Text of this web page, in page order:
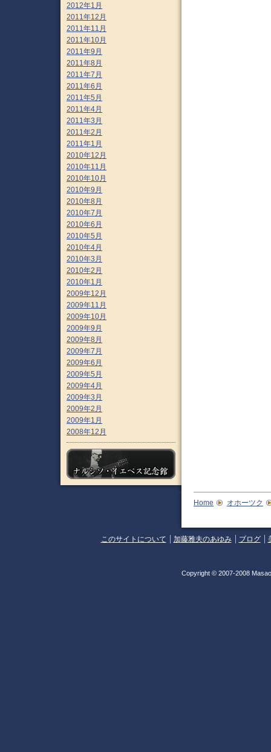
2012年1月
2011年12月
2011年11月
2011年10月
2011年9月
2011年8月
2011年7月
2011年6月
2011年5月
2011年4月
2011年3月
2011年2月
2011年1月
2010年12月
2010年11月
2010年10月
2010年9月
2010年8月
2010年7月
2010年6月
2010年5月
2010年4月
2010年3月
2010年2月
2010年1月
2009年12月
2009年11月
2009年10月
2009年9月
2009年8月
2009年7月
2009年6月
2009年5月
2009年4月
2009年3月
2009年2月
2009年1月
2008年12月
Home オホーツク
このサイトについて 加藤雅夫のあゆみ ブログ
Copyright © 2007-2008